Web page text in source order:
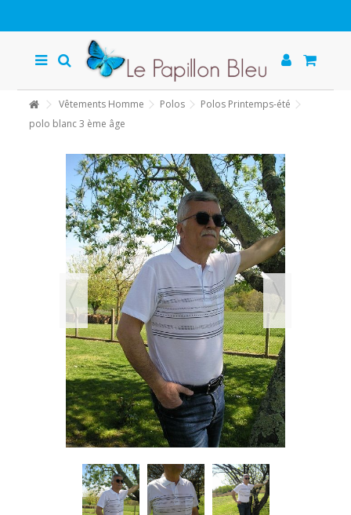
Vêtements Homme Polos
Polos Printemps-été
polo blanc 3 ème âge